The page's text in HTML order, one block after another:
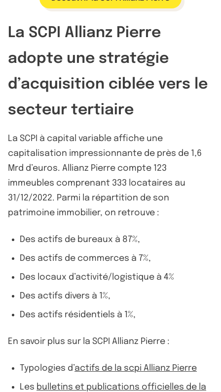
La SCPI Allianz Pierre
adopte une stratégie
d’acquisition ciblée vers le
secteur tertiaire
La SCPI à capital variable affiche une
capitalisation impressionnante de près de 1,6
Mrd d’euros. Allianz Pierre compte 123
immeubles comprenant 333 locataires au
31/12/2022. Parmi la répartition de son
patrimoine immobilier, on retrouve :
Des actifs de bureaux à 87%,
Des actifs de commerces à 7%,
Des locaux d’activité/logistique à 4%
Des actifs divers à 1%,
Des actifs résidentiels à 1%,
En savoir plus sur la SCPI Allianz Pierre :
Typologies d’actifs de la scpi Allianz Pierre
Les bulletins et publications officielles de la